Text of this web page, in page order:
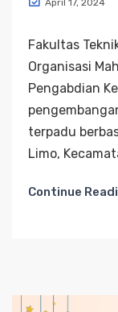
April 17, 2024
Fakultas
Organisasi
Pengabdian
terpadu
Limo,
Continue